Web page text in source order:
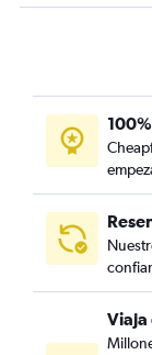
Viaja